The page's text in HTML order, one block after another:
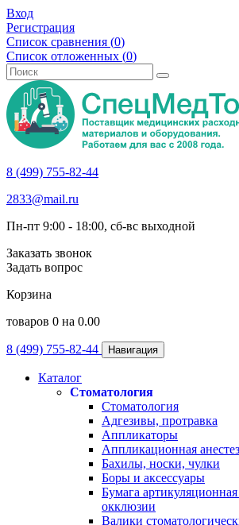
Вход
Регистрация
Список сравнения (0)
Список отложенных (0)
8 (499) 755-82-44
2833@mail.ru
Пн-пт 9:00 - 18:00, сб-вс выходной
Заказать звонок
Задать вопрос
Корзина
товаров 0 на 0.00
8 (499) 755-82-44 Навигация
Каталог
Стоматология
Стоматология
Адгезивы, протравка
Аппликаторы
Аппликационная
Бахилы, носки, чулки
Боры и аксессуары
Бумага
окклюзии
Валики